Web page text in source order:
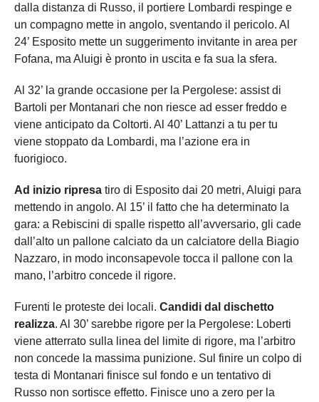
dalla distanza di Russo, il portiere Lombardi respinge e
un compagno mette in angolo, sventando il pericolo. Al
24’ Esposito mette un suggerimento invitante in area per
Fofana, ma Aluigi è pronto in uscita e fa sua la sfera.
Al 32’ la grande occasione per la Pergolese: assist di
Bartoli per Montanari che non riesce ad esser freddo e
viene anticipato da Coltorti. Al 40’ Lattanzi a tu per tu
viene stoppato da Lombardi, ma l’azione era in
fuorigioco.
Ad inizio ripresa tiro di Esposito dai 20 metri, Aluigi para
mettendo in angolo. Al 15’ il fatto che ha determinato la
gara: a Rebiscini di spalle rispetto all’avversario, gli cade
dall’alto un pallone calciato da un calciatore della Biagio
Nazzaro, in modo inconsapevole tocca il pallone con la
mano, l’arbitro concede il rigore.
Furenti le proteste dei locali. Candidi dal dischetto
realizza. Al 30’ sarebbe rigore per la Pergolese: Loberti
viene atterrato sulla linea del limite di rigore, ma l’arbitro
non concede la massima punizione. Sul finire un colpo di
testa di Montanari finisce sul fondo e un tentativo di
Russo non sortisce effetto. Finisce uno a zero per la